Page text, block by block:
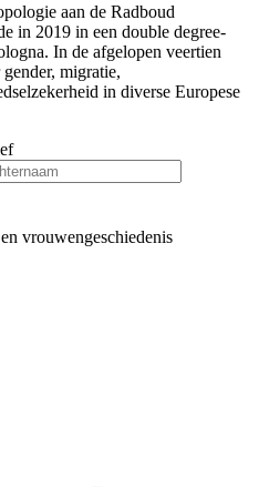
aan de Radboud
in 2019 in een double degree-
In de afgelopen veertien
migratie,
in diverse Europese
vrouwengeschiedenis